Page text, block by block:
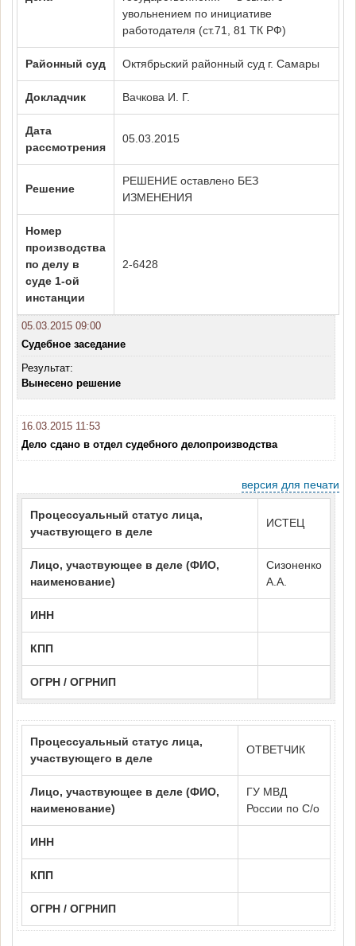
увольнением по инициативе
работодателя (ст.71, 81 ТК РФ)
Районный суд Октябрьский районный суд г. Самары
Докладчик Вачкова И. Г.
Дата
рассмотрения
05.03.2015
Решение
РЕШЕНИЕ оставлено БЕЗ
ИЗМЕНЕНИЯ
Номер
производства
по делу в
суде 1-ой
инстанции
2-6428
05.03.2015 09:00
Судебное заседание
Результат:
Вынесено решение
16.03.2015 11:53
Дело сдано в отдел судебного делопроизводства
версия для печати
Процессуальный статус лица,
участвующего в деле
ИСТЕЦ
Лицо, участвующее в деле (ФИО,
наименование)
Сизоненко
А.А.
ИНН
КПП
ОГРН / ОГРНИП
Процессуальный статус лица,
участвующего в деле
ОТВЕТЧИК
Лицо, участвующее в деле (ФИО,
наименование)
ГУ МВД
России по С/о
ИНН
КПП
ОГРН / ОГРНИП